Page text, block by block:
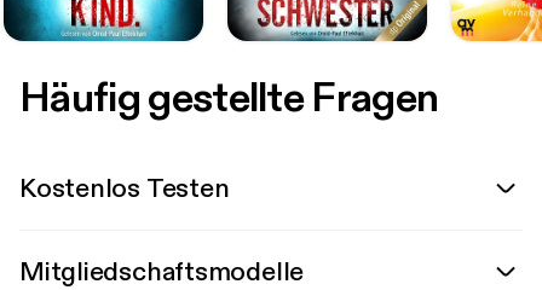
Häufig gestellte Fragen
Kostenlos Testen
Mitgliedschaftsmodelle